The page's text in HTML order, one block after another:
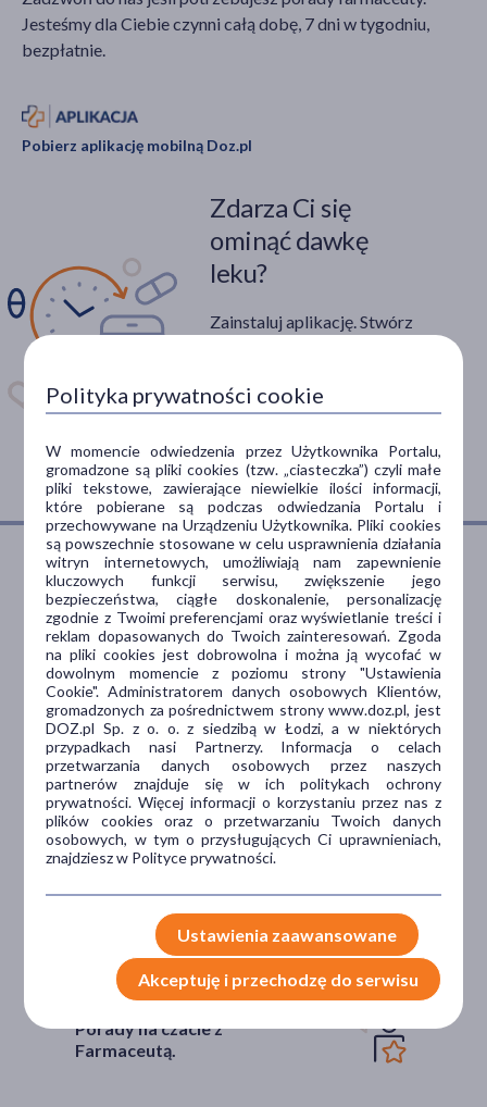
Jesteśmy dla Ciebie czynni całą dobę, 7 dni w tygodniu,
bezpłatnie.
Pobierz aplikację mobilną Doz.pl
Zdarza Ci się
ominąć dawkę
leku?
Zainstaluj aplikację. Stwórz
Dostępna w
Dlaczego DOZ.pl
Niższe koszta leczenia
Darmowa dostawa do Apteki
Bezpłatna Infolinia dla
Pacjentów.
Bezpieczeństwo
Weryfikacja interakcji leków.
Encyklopedia leków i ziół
Wsparcie w leczeniu
Porady na czacie z
Farmaceutą.
Polityka prywatności cookie
W momencie odwiedzenia przez Użytkownika Portalu,
gromadzone są pliki cookies (tzw. „ciasteczka”) czyli małe
pliki tekstowe, zawierające niewielkie ilości informacji,
które pobierane są podczas odwiedzania Portalu i
przechowywane na Urządzeniu Użytkownika. Pliki cookies
są powszechnie stosowane w celu usprawnienia działania
witryn internetowych, umożliwiają nam zapewnienie
kluczowych funkcji serwisu, zwiększenie jego
bezpieczeństwa, ciągłe doskonalenie, personalizację
zgodnie z Twoimi preferencjami oraz wyświetlanie treści i
reklam dopasowanych do Twoich zainteresowań. Zgoda
na pliki cookies jest dobrowolna i można ją wycofać w
dowolnym momencie z poziomu strony "Ustawienia
Cookie". Administratorem danych osobowych Klientów,
gromadzonych za pośrednictwem strony www.doz.pl, jest
DOZ.pl Sp. z o. o. z siedzibą w Łodzi, a w niektórych
przypadkach nasi Partnerzy. Informacja o celach
przetwarzania danych osobowych przez naszych
partnerów znajduje się w ich politykach ochrony
prywatności. Więcej informacji o korzystaniu przez nas z
plików cookies oraz o przetwarzaniu Twoich danych
osobowych, w tym o przysługujących Ci uprawnieniach,
znajdziesz w Polityce prywatności.
Ustawienia zaawansowane
Akceptuję i przechodzę do serwisu